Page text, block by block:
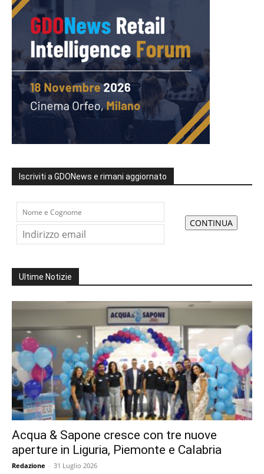
Iscriviti a GDONews e rimani aggiornato
Ultime Notizie
Acqua & Sapone cresce con tre nuove
aperture in Liguria, Piemonte e Calabria
Redazione - 31 Luglio 2026